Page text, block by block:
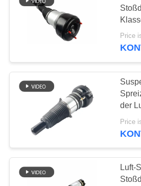
der
Land Rover-
Teile
Price
der
Price
Luft-